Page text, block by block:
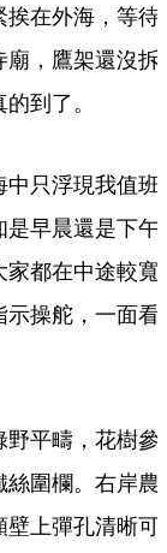
在外海，等待
，鷹架還沒拆
到了。
只浮現我值班
早晨還是下午
都在中途較寬
操舵，一面看
平疇，花樹參
圍欄。右岸農
上彈孔清晰可